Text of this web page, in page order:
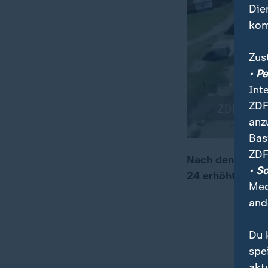
00:05 00:20
Nach den
24 erhöht.
•
•
Du